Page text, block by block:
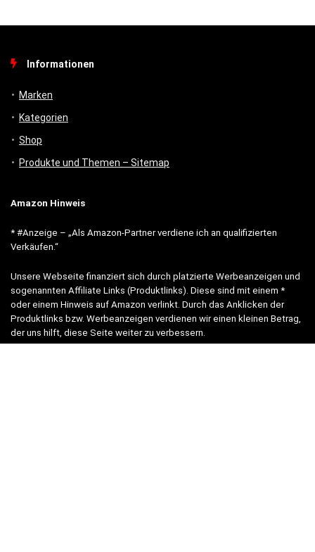
Informationen
Marken
Kategorien
Shop
Produkte und Themen – Sitemap
Amazon Hinweis
* #Anzeige – „Als Amazon-Partner verdiene ich an qualifizierten
Verkäufen.“
Unsere Webseite finanziert sich durch platzierte Werbeanzeigen und
sogenannten Affiliate Links (Produktlinks). Diese sind mit einem *
oder einem Hinweis auf Amazon verlinkt. Durch das Anklicken der
Produktlinks bzw. Werbeanzeigen verdienen wir einen kleinen Betrag,
der uns hilft, diese Seite weiter zu verbessern.